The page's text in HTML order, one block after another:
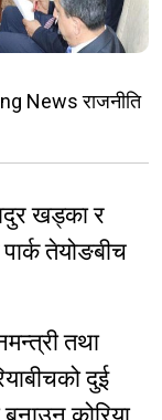
News राजनीति
खड्का र
तेयोङबीच
तथा
दुई